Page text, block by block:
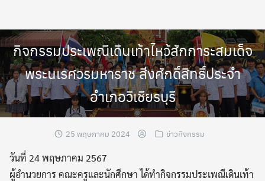
content
กิจกรรมประเพณีเดินเท้าไหว้สักการะสมเด็จ
พระนเรศวรมหาราช สิ่งศักดิ์สิทธิ์ประจำ
อำเภอวิเชียรบุรี
25 พฤษภาคม 2024 ข่าวกิจกรรม
วันที่ 24 พฤษภาคม 2567
ผู้อำนวยการ คณะครูและนักศึกษา ได้ทำกิจกรรมประเพณีเดินเท้า